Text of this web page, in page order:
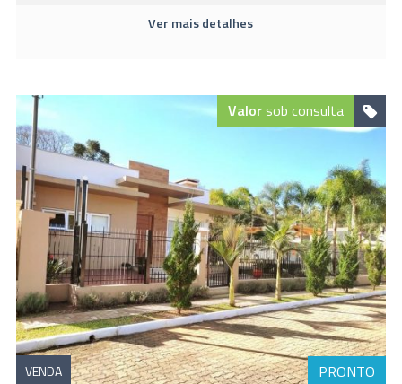
Ver mais detalhes
PRONTO
Valorsob consulta
VENDA